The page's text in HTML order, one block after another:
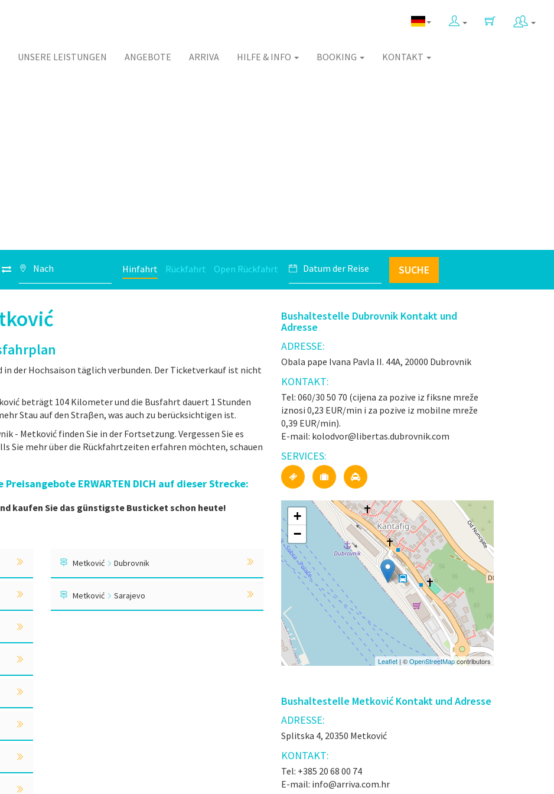
UNSERE LEISTUNGEN ANGEBOTE ARRIVA HILFE & INFO BOOKING KONTAKT
Hinfahrt Rückfahrt Open Rückfahrt SUCHE
in der Hochsaison täglich verbunden. Der Ticketverkauf ist nicht
beträgt 104 Kilometer und die Busfahrt dauert 1 Stunden
Stau auf den Straβen, was auch zu berücksichtigen ist.
- Metković finden Sie in der Fortsetzung. Vergessen Sie es
Sie mehr über die Rückfahrtzeiten erfahren möchten, schauen
ERWARTEN DICH auf dieser Strecke:
kaufen Sie das günstigste Busticket schon heute!
Metković Dubrovnik
Metković Sarajevo
Bushaltestelle Dubrovnik Kontakt und
Adresse
ADRESSE:
Obala pape Ivana Pavla II. 44A, 20000 Dubrovnik
KONTAKT:
Tel: 060/30 50 70 (cijena za pozive iz fiksne mreže
iznosi 0,23 EUR/min i za pozive iz mobilne mreže
0,39 EUR/min).
E-mail: kolodvor@libertas.dubrovnik.com
SERVICES:
+
−
Leaflet | ©OpenStreetMapcontributors
Bushaltestelle Metković Kontakt und Adresse
ADRESSE:
Splitska 4, 20350 Metković
KONTAKT:
Tel: +385 20 68 00 74
E-mail: info@arriva.com.hr